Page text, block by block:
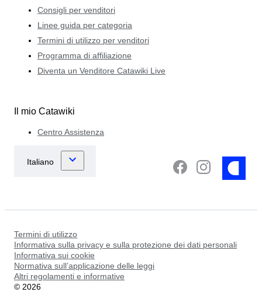
Consigli per venditori
Linee guida per categoria
Termini di utilizzo per venditori
Programma di affiliazione
Diventa un Venditore Catawiki Live
Il mio Catawiki
Centro Assistenza
Termini di utilizzo
Informativa sulla privacy e sulla protezione dei dati personali
Informativa sui cookie
Normativa sull’applicazione delle leggi
Altri regolamenti e informative
© 2026